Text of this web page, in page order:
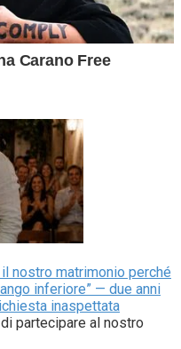
nostro matrimonio perché
inferiore” — due anni
inaspettata
partecipare al nostro